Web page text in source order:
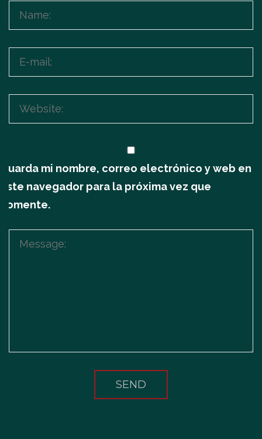
Guarda mi nombre, correo electrónico y web en
este navegador para la próxima vez que
comente.